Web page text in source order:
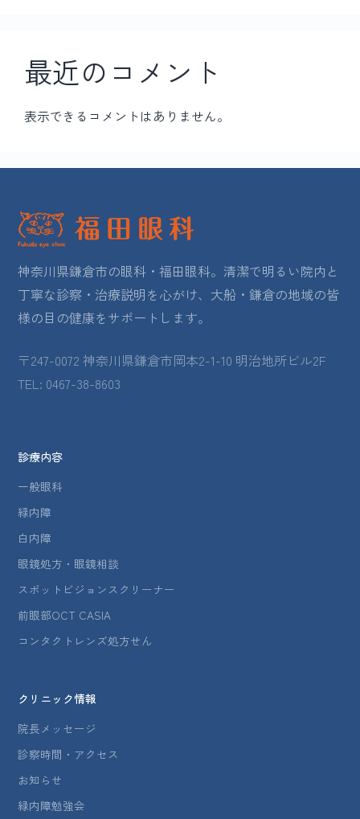
最近のコメント
表示できるコメントはありません。
神奈川県鎌倉市の眼科・福田眼科。清潔で明るい院内と
丁寧な診察・治療説明を心がけ、大船・鎌倉の地域の皆
様の目の健康をサポートします。
〒247-0072 神奈川県鎌倉市岡本2-1-10 明治地所ビル2F
TEL: 0467-38-8603
診療内容
一般眼科
緑内障
白内障
眼鏡処方・眼鏡相談
スポットビジョンスクリーナー
前眼部OCT CASIA
コンタクトレンズ処方せん
クリニック情報
院長メッセージ
診察時間・アクセス
お知らせ
緑内障勉強会